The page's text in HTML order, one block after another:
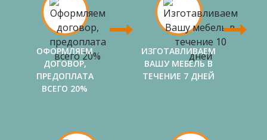
ОФОРМЛЯЕМ
ДОГОВОР,
ПРЕДОПЛАТА
ВСЕГО 20%
ИЗГОТАВЛИВАЕМ
ВАШУ МЕБЕЛЬ В
ТЕЧЕНИЕ 7 ДНЕЙ